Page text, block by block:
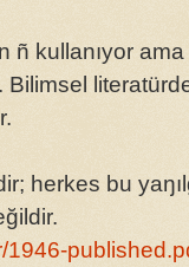
Bilimsel
herkes bu
1946-